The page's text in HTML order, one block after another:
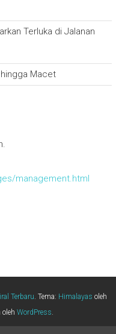
Terluka di Jalanan
Macet
management.html
Terbaru. Tema: Himalayas oleh
WordPress.